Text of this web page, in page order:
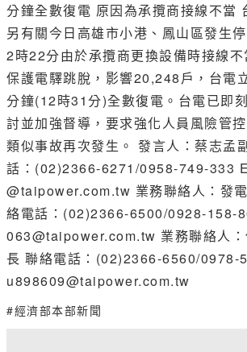
分鐘全數復電 原因為承攬商接線不當
另有關今日高雄市小港、鳳山區發生
2時22分由於承攬商更換設備時接線
保護電驛跳脫，影響20,248戶，台電
分鐘(12時31分)全數復電。台電已即
討並加強督導，要求強化人員風險管
類似事故再次發生。 發言人：蔡志孟
話：(02)2366-6271/0958-749-333
@taipower.com.tw 業務聯絡人：發
絡電話：(02)2366-6500/0928-158-
063@taipower.com.tw 業務聯絡人：
長 聯絡電話：(02)2366-6560/0978-
u898609@taipower.com.tw
#經濟部本部新聞